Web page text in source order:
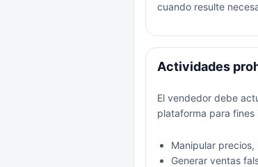
cuando resulte
Actividades
El vendedor debe
plataforma para fines
Manipular
Generar ventas